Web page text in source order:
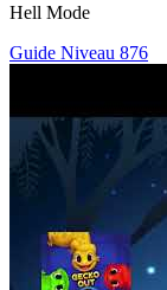
Hell Mode
Guide Niveau 876